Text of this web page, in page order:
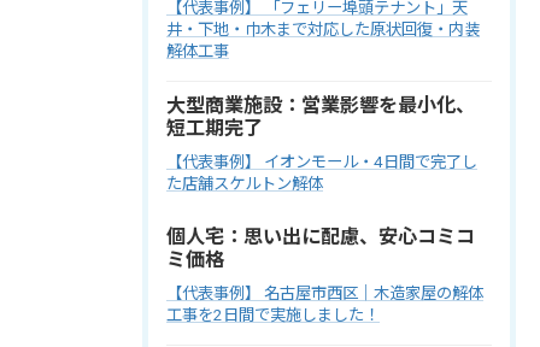
【代表事例】 「フェリー埠頭テナント」天
井・下地・巾木まで対応した原状回復・内装
解体工事
大型商業施設：営業影響を最小化、
短工期完了
【代表事例】 イオンモール・4日間で完了し
た店舗スケルトン解体
個人宅：思い出に配慮、安心コミコ
ミ価格
【代表事例】 名古屋市西区｜木造家屋の解体
工事を2日間で実施しました！